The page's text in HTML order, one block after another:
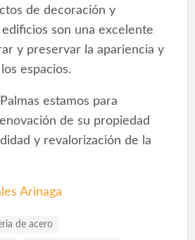
de decoración y
son una excelente
y preservar la apariencia y
espacios.
estamos para
de su propiedad
y revalorización de la
Arinaga
de acero